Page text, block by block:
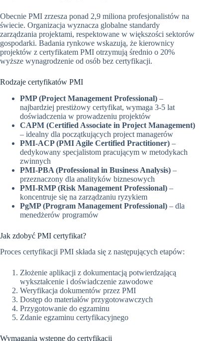
Obecnie PMI zrzesza ponad 2,9 miliona profesjonalistów na
świecie. Organizacja wyznacza globalne standardy
zarządzania projektami, respektowane w większości sektorów
gospodarki. Badania rynkowe wskazują, że kierownicy
projektów z certyfikatem PMI otrzymują średnio o 20%
wyższe wynagrodzenie od osób bez certyfikacji.
Rodzaje certyfikatów PMI
PMP (Project Management Professional) –
najbardziej prestiżowy certyfikat, wymaga 3-5 lat
doświadczenia w prowadzeniu projektów
CAPM (Certified Associate in Project Management)
– idealny dla początkujących project managerów
PMI-ACP (PMI Agile Certified Practitioner) –
dedykowany specjalistom pracującym w metodykach
zwinnych
PMI-PBA (Professional in Business Analysis) –
przeznaczony dla analityków biznesowych
PMI-RMP (Risk Management Professional) –
koncentruje się na zarządzaniu ryzykiem
PgMP (Program Management Professional) – dla
menedżerów programów
Jak zdobyć PMI certyfikat?
Proces certyfikacji PMI składa się z następujących etapów:
Złożenie aplikacji z dokumentacją potwierdzającą
wykształcenie i doświadczenie zawodowe
Weryfikacja dokumentów przez PMI
Dostęp do materiałów przygotowawczych
Przygotowanie do egzaminu
Zdanie egzaminu certyfikacyjnego
Wymagania wstępne do certyfikacji